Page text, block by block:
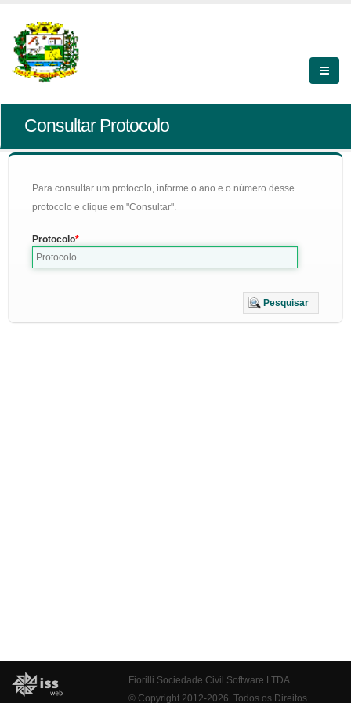
Consultar Protocolo
Para consultar um protocolo, informe o ano e o número desse
protocolo e clique em "Consultar".
Protocolo
Pesquisar
Fiorilli Sociedade Civil Software LTDA
© Copyright 2012-2026. Todos os Direitos